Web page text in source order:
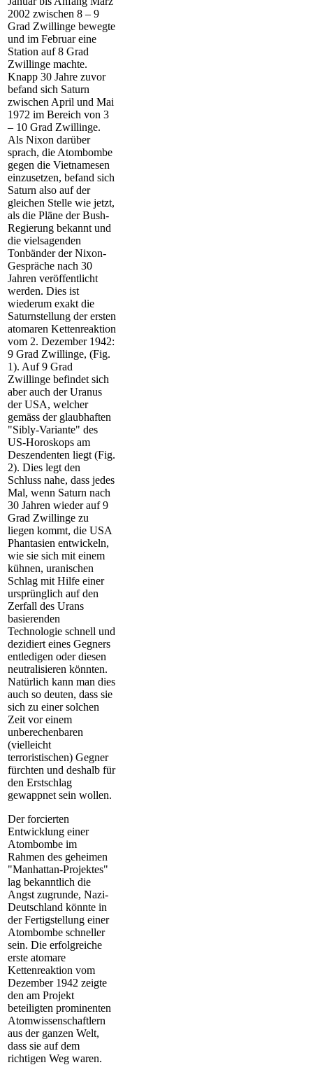
2002 zwischen 8 – 9
Grad Zwillinge bewegte
und im Februar eine
Station auf 8 Grad
Zwillinge machte.
Knapp 30 Jahre zuvor
befand sich Saturn
zwischen April und Mai
1972 im Bereich von 3
– 10 Grad Zwillinge.
Als Nixon darüber
sprach, die Atombombe
gegen die Vietnamesen
einzusetzen, befand sich
Saturn also auf der
gleichen Stelle wie jetzt,
als die Pläne der Bush-
Regierung bekannt und
die vielsagenden
Tonbänder der Nixon-
Gespräche nach 30
Jahren veröffentlicht
werden. Dies ist
wiederum exakt die
Saturnstellung der ersten
atomaren Kettenreaktion
vom 2. Dezember 1942:
9 Grad Zwillinge, (Fig.
1). Auf 9 Grad
Zwillinge befindet sich
aber auch der Uranus
der USA, welcher
gemäss der glaubhaften
"Sibly-Variante" des
US-Horoskops am
Deszendenten liegt (Fig.
2). Dies legt den
Schluss nahe, dass jedes
Mal, wenn Saturn nach
30 Jahren wieder auf 9
Grad Zwillinge zu
liegen kommt, die USA
Phantasien entwickeln,
wie sie sich mit einem
kühnen, uranischen
Schlag mit Hilfe einer
ursprünglich auf den
Zerfall des Urans
basierenden
Technologie schnell und
dezidiert eines Gegners
entledigen oder diesen
neutralisieren könnten.
Natürlich kann man dies
auch so deuten, dass sie
sich zu einer solchen
Zeit vor einem
unberechenbaren
(vielleicht
terroristischen) Gegner
fürchten und deshalb für
den Erstschlag
gewappnet sein wollen.
Der forcierten
Entwicklung einer
Atombombe im
Rahmen des geheimen
"Manhattan-Projektes"
lag bekanntlich die
Angst zugrunde, Nazi-
Deutschland könnte in
der Fertigstellung einer
Atombombe schneller
sein. Die erfolgreiche
erste atomare
Kettenreaktion vom
Dezember 1942 zeigte
den am Projekt
beteiligten prominenten
Atomwissenschaftlern
aus der ganzen Welt,
dass sie auf dem
richtigen Weg waren.